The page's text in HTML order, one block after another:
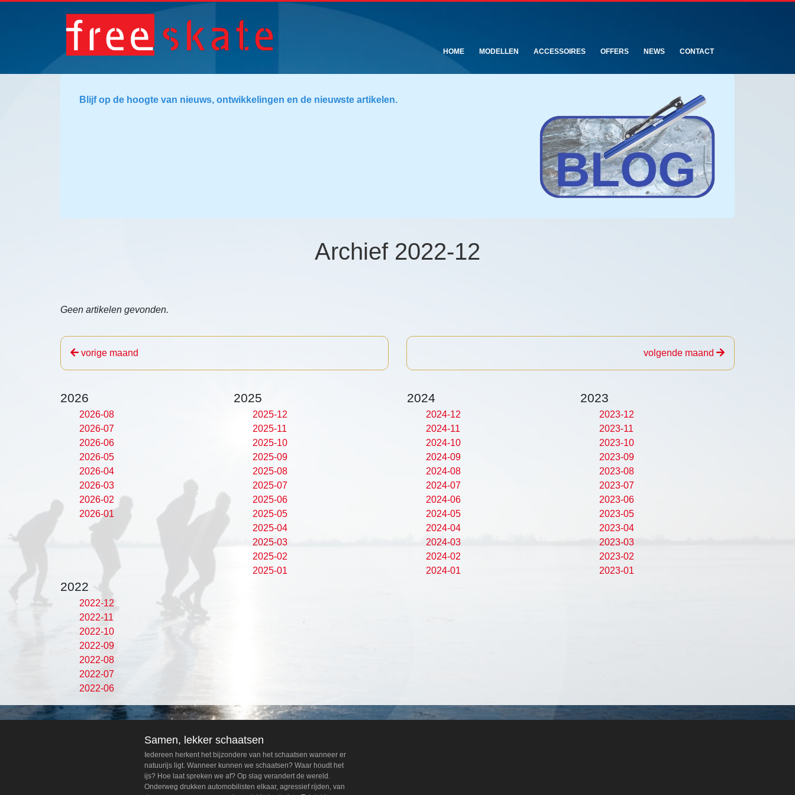
HOME MODELLEN ACCESSOIRES OFFERS NEWS CONTACT
Blijf op de hoogte van nieuws, ontwikkelingen en de nieuwste artikelen.
Archief 2022-12
Geen artikelen gevonden.
vorige maand volgende maand
2026
2026-08
2026-07
2026-06
2026-05
2026-04
2026-03
2026-02
2026-01
2025
2025-12
2025-11
2025-10
2025-09
2025-08
2025-07
2025-06
2025-05
2025-04
2025-03
2025-02
2025-01
2024
2024-12
2024-11
2024-10
2024-09
2024-08
2024-07
2024-06
2024-05
2024-04
2024-03
2024-02
2024-01
2023
2023-12
2023-11
2023-10
2023-09
2023-08
2023-07
2023-06
2023-05
2023-04
2023-03
2023-02
2023-01
2022
2022-12
2022-11
2022-10
2022-09
2022-08
2022-07
2022-06
Samen, lekker schaatsen
Iedereen herkent het bijzondere van het schaatsen wanneer er
natuurijs ligt. Wanneer kunnen we schaatsen? Waar houdt het
ijs? Hoe laat spreken we af? Op slag verandert de wereld.
Onderweg drukken automobilisten elkaar, agressief rijden, van